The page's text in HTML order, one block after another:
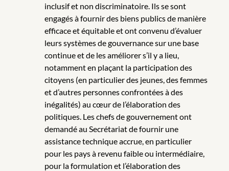
inclusif et non discriminatoire. Ils se sont
engagés à fournir des biens publics de manière
efficace et équitable et ont convenu d’évaluer
leurs systèmes de gouvernance sur une base
continue et de les améliorer s’il y a lieu,
notamment en plaçant la participation des
citoyens (en particulier des jeunes, des femmes
et d’autres personnes confrontées à des
inégalités) au cœur de l’élaboration des
politiques. Les chefs de gouvernement ont
demandé au Secrétariat de fournir une
assistance technique accrue, en particulier
pour les pays à revenu faible ou intermédiaire,
pour la formulation et l’élaboration des